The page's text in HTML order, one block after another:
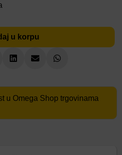
u korpu
u Omega Shop trgovinama